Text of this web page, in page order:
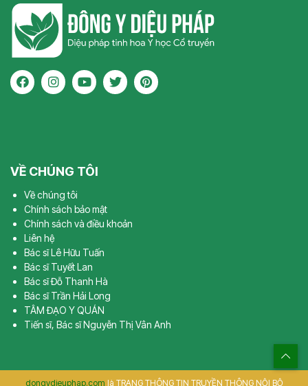
VỀ CHÚNG TÔI
Về chúng tôi
Chính sách bảo mật
Chính sách và điều khoản
Liên hệ
Bác sĩ Lê Hữu Tuấn
Bác sĩ Tuyết Lan
Bác sĩ Đỗ Thanh Hà
Bác sĩ Trần Hải Long
TÂM ĐẠO Y QUÁN
Tiến sĩ, Bác sĩ Nguyễn Thị Vân Anh
dongydieuphap.com là TRANG THÔNG TIN TRUYỀN THÔNG NỘI BỘ